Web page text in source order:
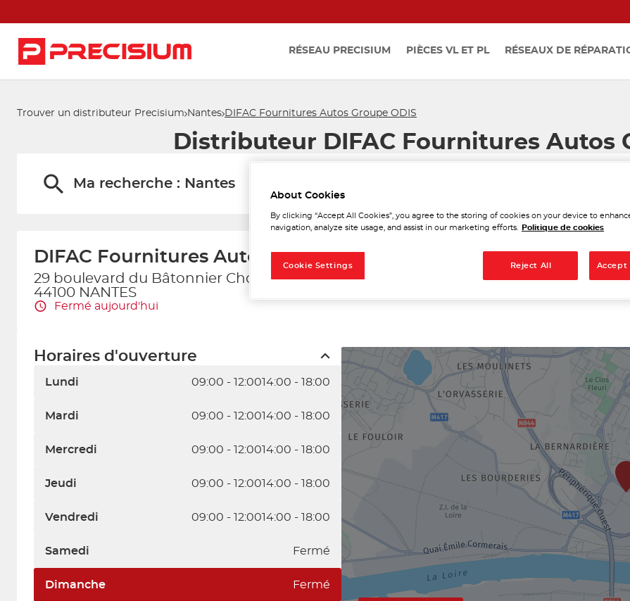
RÉSEAU PRECISIUM PIÈCES VL ET PL RÉSEAUX DE
Trouver un distributeur Precisium Nantes DIFAC Fournitures Autos Groupe ODIS
Distributeur DIFAC Fournitures Autos
Ma recherche : Nantes
DIFAC Fournitures Autos Groupe ODIS
29 boulevard du Bâtonnier Cholet
44100 NANTES
Fermé aujourd'hui
Horaires d'ouverture
Lundi 09:00 - 12:0014:00 - 18:00
Mardi 09:00 - 12:0014:00 - 18:00
Mercredi 09:00 - 12:0014:00 - 18:00
Jeudi 09:00 - 12:0014:00 - 18:00
Vendredi 09:00 - 12:0014:00 - 18:00
Samedi Fermé
Dimanche Fermé
About Cookies
By clicking “Accept All Cookies”, you agree to the storing of cookies on your device to
navigation, analyze site usage, and assist in our marketing efforts.
Politique de cookies
Reject All Accept
Cookie Settings